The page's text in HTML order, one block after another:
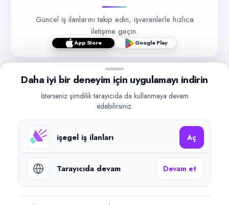
Güncel iş ilanlarını takip edin, işverenlerle hızlıca
iletişime geçin.
App Store Google Play
işegel.net bir ilan yayın platformudur; iş bulma aracılığı veya işe
yerleştirme faaliyeti yapmaz.
Benzer aramalar
Mutfak Personeli – Yenimahalle iş ilanları
Mutfak Personeli iş ilanları (Türkiye)
Daha iyi bir deneyim için uygulamayı indirin
İsterseniz şimdilik tarayıcıda da kullanmaya devam
edebilirsiniz.
işegel iş ilanları Aç
Tarayıcıda devam Devam et